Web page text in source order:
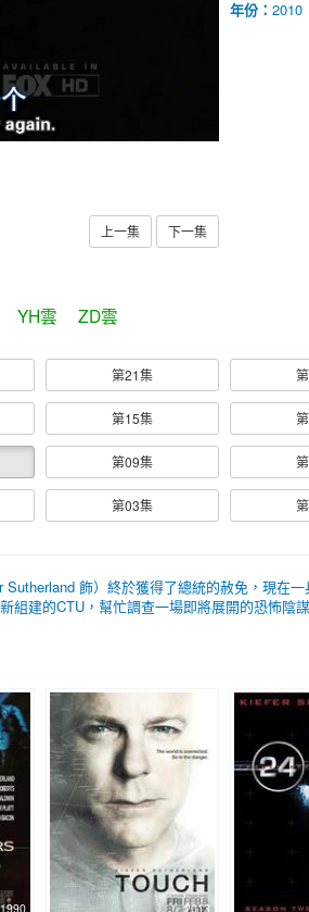
上一集 下一集
年份： 2010
YH雲 ZD雲
第21集
第15集
第09集
第03集
飾）終於獲得了總統的赦免，現在
組建的CTU，幫忙調查一場即將展開的恐怖陰
1990 2013